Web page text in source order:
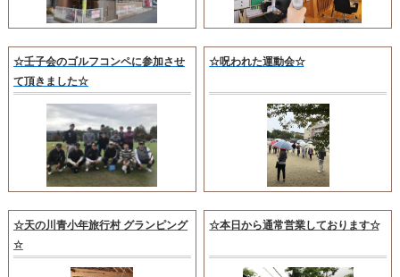
☆壬子会のゴルフコンペに参加させ
て頂きました☆
☆呪われた運動会☆
☆天の川青小年旅行村 グランピング
☆
☆本日から通常営業しております☆